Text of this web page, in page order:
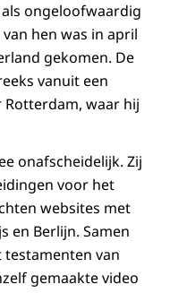
ongeloofwaardig
hen was in april
gekomen. De
vanuit een
waar hij
onafscheidelijk. Zij
voor het
websites met
en Berlijn. Samen
testamenten van
gemaakte video